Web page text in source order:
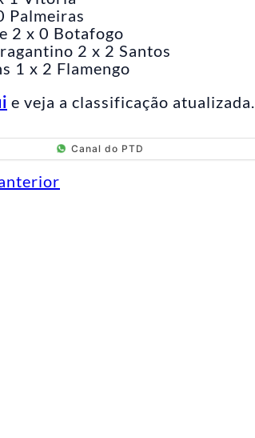
Palmeiras
2 x 0 Botafogo
2 x 2 Santos
1 x 2 Flamengo
e veja a classificação atualizada.
Canal do PTD